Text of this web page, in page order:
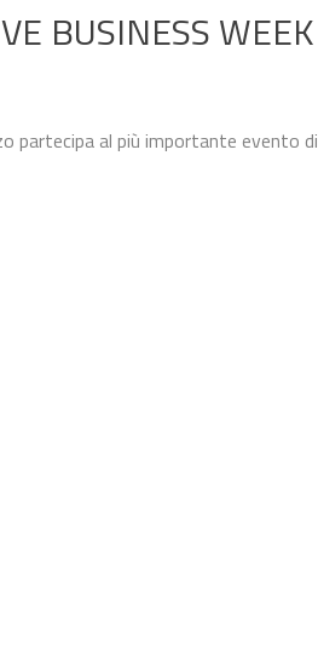
BUSINESS WEEK
partecipa al più importante evento di